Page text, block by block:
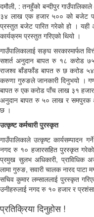
दमौली, : तनहुँको बन्दीपुर
३४ लाख एक हजार ५०० को बजेट
प्रस्तुत बजेट पारित गरेको हो ।
कार्यक्रम प्रस्तुत गरिएको थियो ।
गाउँपालिकालाई सङ्घ सरकारमार्फत
सशर्त अनुदान बापत रु १८ करोड
राजश्व बाँडफाँड बापत रु छ करोड ५४
करुणा गुरुङले जानकारी दिनुभयो ।
बापत रु एक करोड पाँच लाख ३१
अनुदान बापत रु ५० लाख र समपुरक
छ ।
उत्कृष्ट कर्मचारी पुरस्कृत
गाउँपालिकाले उत्कृष्ट कार्यसम्पादन
नगद रु १० हजारसहित पुरस्कृत
प्रमुख सुलभ अधिकारी, प्राविधिक
लामा गुरुङ, सवारी चालक नारद पाटा
सचिव कुमार लम्साललाई पुरस्कृत
उनीहरुलाई नगद रु १० हजार र
प्रतिक्रिया दिनुहोस !